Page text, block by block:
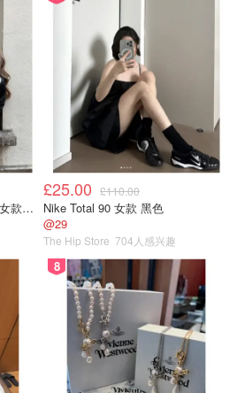
adidas Originals Superstar II 女款串珠休闲鞋 黑色
£25.00 £110.00
Nike Total 90 女款 黑色
@29
The Hip Store 704人感兴趣
8